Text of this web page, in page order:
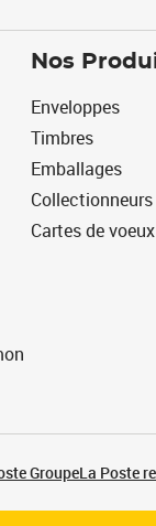
Nos
Enveloppes
Timbres
Emballages
Collectionneurs
Cartes de voeux
GroupeLa Poste